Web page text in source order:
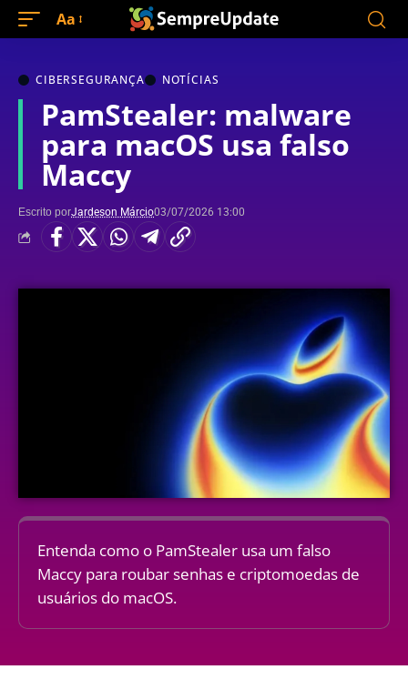
Aa
CIBERSEGURANÇA NOTÍCIAS
PamStealer: malware
para macOS usa falso
Maccy
Escrito porJardeson Márcio03/07/2026 13:00
Entenda como o PamStealer usa um falso
Maccy para roubar senhas e criptomoedas de
usuários do macOS.